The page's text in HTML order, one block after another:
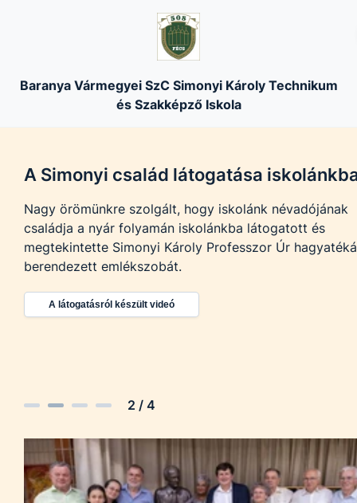
Baranya Vármegyei SzC Simonyi Károly Technikum
és Szakképző Iskola
A Simonyi család látogatása
Nagy örömünkre szolgált, hogy iskolánk névadójának
családja a nyár folyamán iskolánkba látogatott és
megtekintette Simonyi Károly Professzor Úr
berendezett emlékszobát.
A látogatásról készült videó
2 / 4